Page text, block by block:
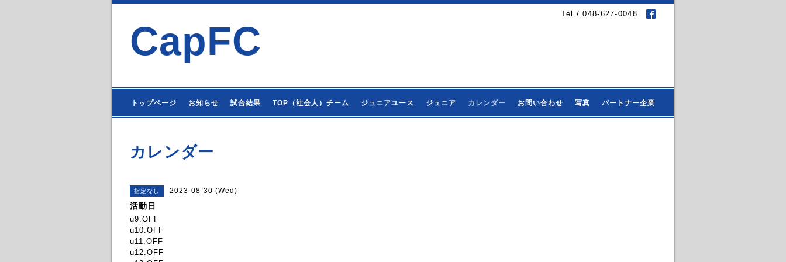
Tel / 048-627-0048
CapFC
トップページ お知らせ 試合結果 TOP（社会人）チーム ジュニアユース ジュニア カレンダー お問い合わせ 写真 パートナー企業
カレンダー
指定なし 2023-08-30 (Wed)
活動日
u9:OFF
u10:OFF
u11:OFF
u12:OFF